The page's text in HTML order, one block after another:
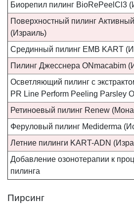
Биорепил пилинг BioRePeelCl3
Поверхностный пилинг
(Израиль)
Срединный пилинг ЕМВ KART
Пилинг Джесснера ONmacabim
Осветляющий пилинг с
PR Line Perform Peeling Parsley
Ретиноевый пилинг Renew
Феруловый пилинг Mediderma
Летние пилинги KART-АDN
Добавление озонотерапии к
пилинга
Пирсинг